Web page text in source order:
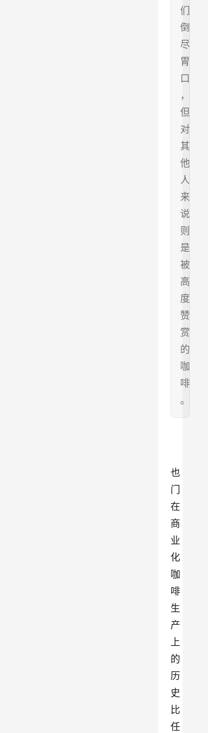
们
倒
尽
胃
口
，
但
对
其
他
人
来
说
则
是
被
高
度
赞
赏
的
咖
啡
。
也
门
在
商
业
化
咖
啡
生
产
上
的
历
史
比
任